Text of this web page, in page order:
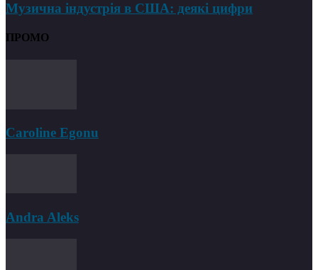
Музична індустрія в США: деякі цифри
ПРОМО
Caroline Egonu
Andra Aleks